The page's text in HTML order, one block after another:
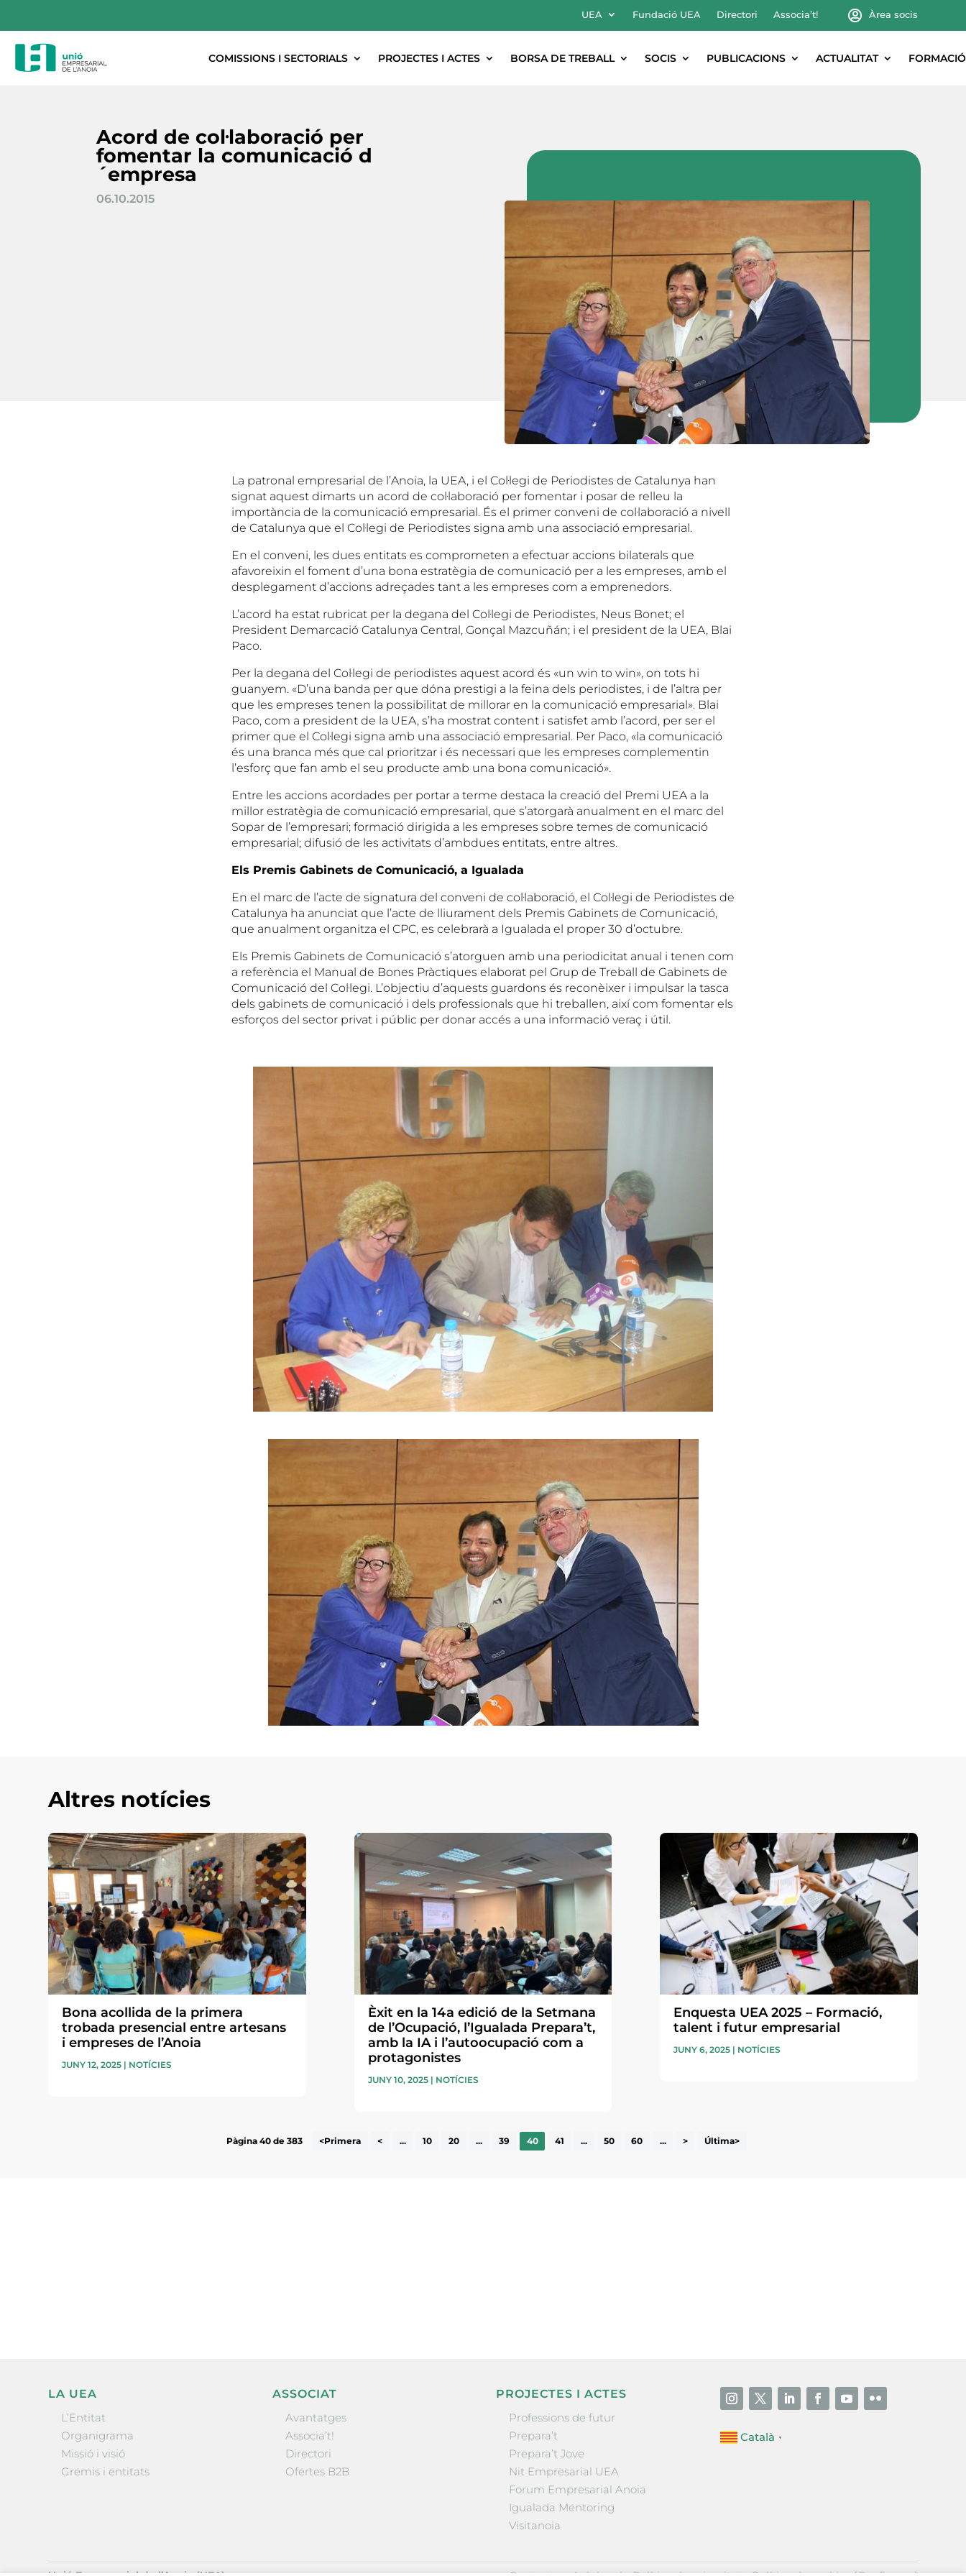
UEA Fundació UEA Directori Associa’t! Àrea socis
COMISSIONS I SECTORIALS PROJECTES I ACTES BORSA DE TREBALL SOCIS PUBLICACIONS ACTUALITAT FORMACIÓ
Acord de col·laboració per
fomentar la comunicació d
´empresa
06.10.2015
La patronal empresarial de l’Anoia, la UEA, i el Col·legi de Periodistes de Catalunya han
signat aquest dimarts un acord de col·laboració per fomentar i posar de relleu la
importància de la comunicació empresarial. És el primer conveni de col·laboració a nivell
de Catalunya que el Col·legi de Periodistes signa amb una associació empresarial.
En el conveni, les dues entitats es comprometen a efectuar accions bilaterals que
afavoreixin el foment d’una bona estratègia de comunicació per a les empreses, amb el
desplegament d’accions adreçades tant a les empreses com a emprenedors.
L’acord ha estat rubricat per la degana del Col·legi de Periodistes, Neus Bonet; el
President Demarcació Catalunya Central, Gonçal Mazcuñán; i el president de la UEA, Blai
Paco.
Per la degana del Col·legi de periodistes aquest acord és «un win to win», on tots hi
guanyem. «D’una banda per que dóna prestigi a la feina dels periodistes, i de l’altra per
que les empreses tenen la possibilitat de millorar en la comunicació empresarial». Blai
Paco, com a president de la UEA, s’ha mostrat content i satisfet amb l’acord, per ser el
primer que el Col·legi signa amb una associació empresarial. Per Paco, «la comunicació
és una branca més que cal prioritzar i és necessari que les empreses complementin
l’esforç que fan amb el seu producte amb una bona comunicació».
Entre les accions acordades per portar a terme destaca la creació del Premi UEA a la
millor estratègia de comunicació empresarial, que s’atorgarà anualment en el marc del
Sopar de l’empresari; formació dirigida a les empreses sobre temes de comunicació
empresarial; difusió de les activitats d’ambdues entitats, entre altres.
Els Premis Gabinets de Comunicació, a Igualada
En el marc de l’acte de signatura del conveni de col·laboració, el Col·legi de Periodistes de
Catalunya ha anunciat que l’acte de lliurament dels Premis Gabinets de Comunicació,
que anualment organitza el CPC, es celebrarà a Igualada el proper 30 d’octubre.
Els Premis Gabinets de Comunicació s’atorguen amb una periodicitat anual i tenen com
a referència el Manual de Bones Pràctiques elaborat pel Grup de Treball de Gabinets de
Comunicació del Col·legi. L’objectiu d’aquests guardons és reconèixer i impulsar la tasca
dels gabinets de comunicació i dels professionals que hi treballen, així com fomentar els
esforços del sector privat i públic per donar accés a una informació veraç i útil.
Altres notícies
Bona acollida de la primera
trobada presencial entre artesans
i empreses de l’Anoia
JUNY 12, 2025 | NOTÍCIES
Èxit en la 14a edició de la Setmana
de l’Ocupació, l’Igualada Prepara’t,
amb la IA i l’autoocupació com a
protagonistes
JUNY 10, 2025| NOTÍCIES
Enquesta UEA 2025 – Formació,
talent i futur empresarial
JUNY 6, 2025| NOTÍCIES
Pàgina 40 de 383 <Primera < ... 10 20 ... 39 40 41 ... 50 60 ... > Última>
LA UEA
L’Entitat
Organigrama
Missió i visió
Gremis i entitats
ASSOCIAT
Avantatges
Associa’t!
Directori
Ofertes B2B
PROJECTES I ACTES
Professions de futur
Prepara’t
Prepara’t Jove
Nit Empresarial UEA
Forum Empresarial Anoia
Igualada Mentoring
Visitanoia
Català ▼